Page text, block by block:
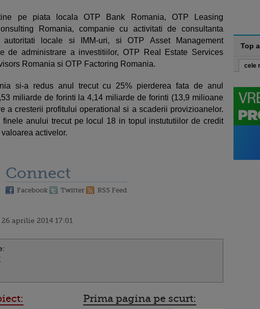
pe piata locala OTP Bank Romania, OTP Leasing
Romania, companie cu activitati de consultanta
autoritati locale si IMM-uri, si OTP Asset Management
de administrare a investitiilor, OTP Real Estate Services
Romania si OTP Factoring Romania.
si-a redus anul trecut cu 25% pierderea fata de anul
miliarde de forinti la 4,14 miliarde de forinti (13,9 milioane
a cresterii profitului operational si a scaderii provizioanelor.
finele anului trecut pe locul 18 in topul instututiilor de credit
activelor.
Connect
Facebook Twitter RSS Feed
, 26 aprilie 2014 17:01
Prima pagina pe scurt:
Top
cele